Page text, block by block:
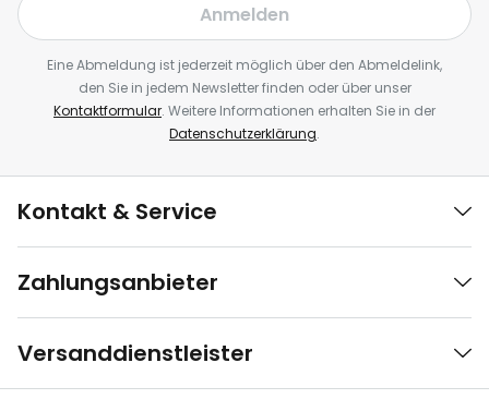
Anmelden
Eine Abmeldung ist jederzeit möglich über den Abmeldelink,
den Sie in jedem Newsletter finden oder über unser
Kontaktformular. Weitere Informationen erhalten Sie in der
Datenschutzerklärung.
Kontakt & Service
Zahlungsanbieter
Versanddienstleister